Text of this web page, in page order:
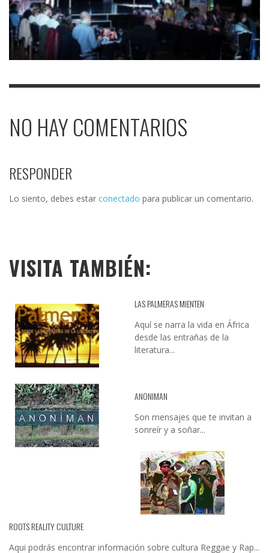
NO HAY COMENTARIOS
RESPONDER
Lo siento, debes estar conectado para publicar un comentario.
VISITA TAMBIÉN:
LAS PALMERAS MIENTEN
Aquí se narra la vida en África
desde las entrañas de la
literatura...
ANONIMAN
Son mensajes que te invitan a
sonreír y a soñar...
ROOTS REALITY CULTURE
Aqui podrás encontrar información sobre cultura Reggae y Rap...